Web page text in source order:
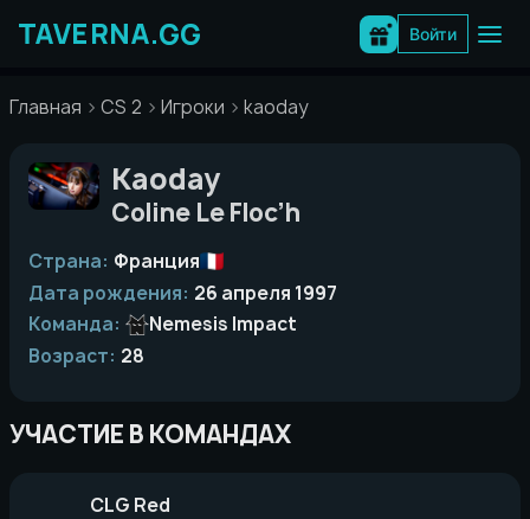
содержимому
Войти
Главная CS 2 Игроки kaoday
Kaoday
Coline Le Floc’h
Страна: Франция
Дата рождения: 26 апреля 1997
Команда:
Nemesis Impact
Возраст: 28
УЧАСТИЕ В КОМАНДАХ
CLG Red